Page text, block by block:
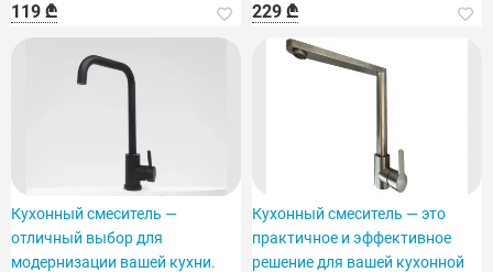
119 ₾ 229 ₾
Кухонный смеситель —
отличный выбор для
модернизации вашей кухни.
Кухонный смеситель — это
практичное и эффективное
решение для вашей кухонной